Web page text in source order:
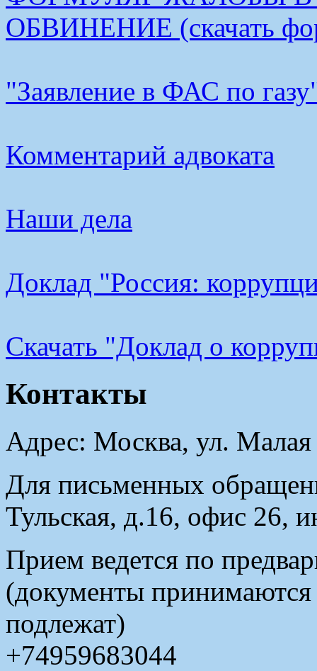
ОБВИНЕНИЕ (скачать
"Заявление в ФАС по
Комментарий адвоката
Наши дела
Доклад "Россия:
Cкачать "Доклад о
Контакты
Адрес: Москва, ул.
Для письменных
Тульская, д.16, офис 26,
Прием ведется по
(документы принимаются
подлежат)
+74959683044